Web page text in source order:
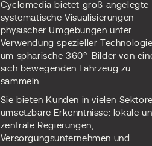
Cyclomedia bietet groß angelegte
systematische Visualisierungen
physischer Umgebungen unter
Verwendung spezieller
um sphärische 360°-Bilder von
sich bewegenden Fahrzeug zu
sammeln.
Sie bieten Kunden in vielen
umsetzbare Erkenntnisse: lokale
zentrale Regierungen,
Versorgungsunternehmen und